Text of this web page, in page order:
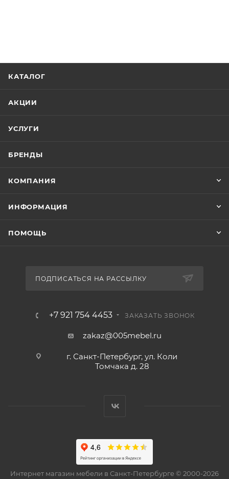
КАТАЛОГ
АКЦИИ
УСЛУГИ
БРЕНДЫ
КОМПАНИЯ
ИНФОРМАЦИЯ
ПОМОЩЬ
ПОДПИСАТЬСЯ НА РАССЫЛКУ
+7 921 754 4453 ЗАКАЗАТЬ ЗВОНОК
zakaz@005mebel.ru
г. Санкт-Петербург, ул. Коли
Томчака д. 28
Интернет магазин мебели в Санкт-Петербурге © 2000-2026